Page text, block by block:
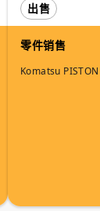
出售
零件销售
Komatsu PISTON